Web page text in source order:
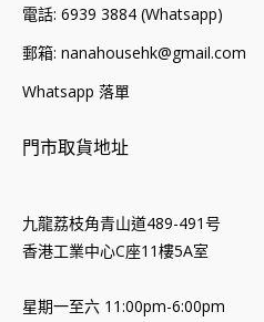
電話: 6939 3884 (Whatsapp)
郵箱: nanahousehk@gmail.com
Whatsapp 落單
門市取貨地址
九龍荔枝角青山道489-491号
香港工業中心C座11樓5A室
星期一至六 11:00pm-6:00pm